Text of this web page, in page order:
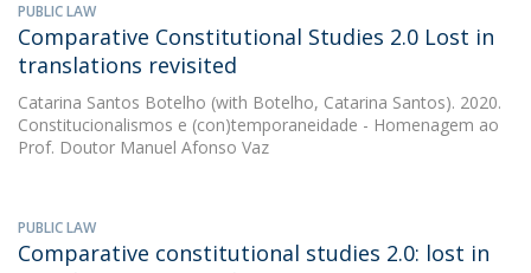
PUBLIC LAW
Comparative Constitutional Studies 2.0 Lost in
translations revisited
Catarina Santos Botelho (with Botelho, Catarina Santos). 2020.
Constitucionalismos e (con)temporaneidade - Homenagem ao
Prof. Doutor Manuel Afonso Vaz
PUBLIC LAW
Comparative constitutional studies 2.0: lost in